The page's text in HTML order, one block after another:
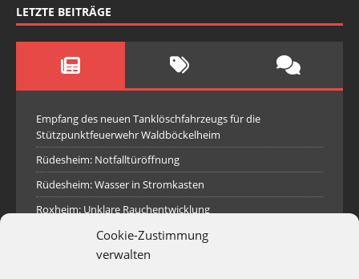
Cookie-Zustimmung
verwalten
LETZTE BEITRÄGE
Empfang des neuen Tanklöschfahrzeugs für die
Stützpunktfeuerwehr Waldböckelheim
Rüdesheim: Notfalltüröffnung
Rüdesheim: Wasser in Stromkasten
Roxheim: Unklare Rauchentwicklung
Sprendlingen: Überörtliche Hilfe bei Industriebrand in
Sprendlingen